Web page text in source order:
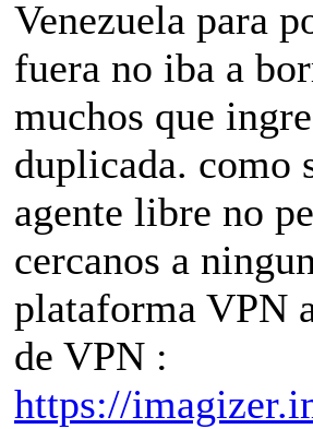
Venezuela para
fuera no iba a
muchos que
duplicada. como
agente libre no
cercanos a
plataforma VPN
de VPN :
https://